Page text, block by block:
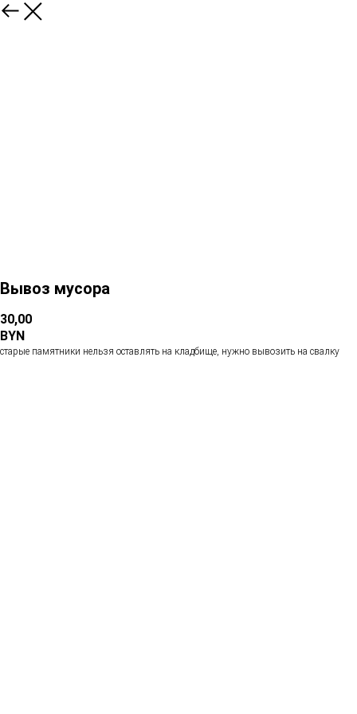
Вывоз мусора
30,00
BYN
старые памятники нельзя оставлять на кладбище, нужно вывозить на свалку